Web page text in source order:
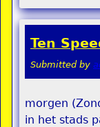
Ten
Submitted by
morgen
in het stads